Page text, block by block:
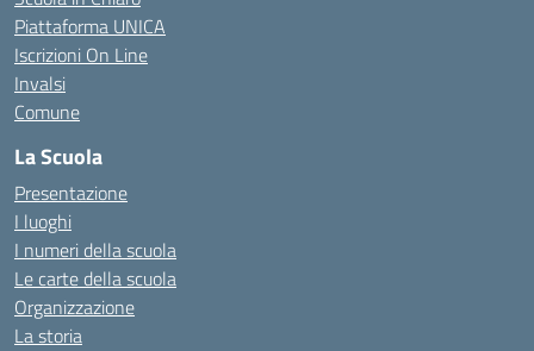
Piattaforma UNICA
Iscrizioni On Line
Invalsi
Comune
La Scuola
Presentazione
I luoghi
I numeri della scuola
Le carte della scuola
Organizzazione
La storia